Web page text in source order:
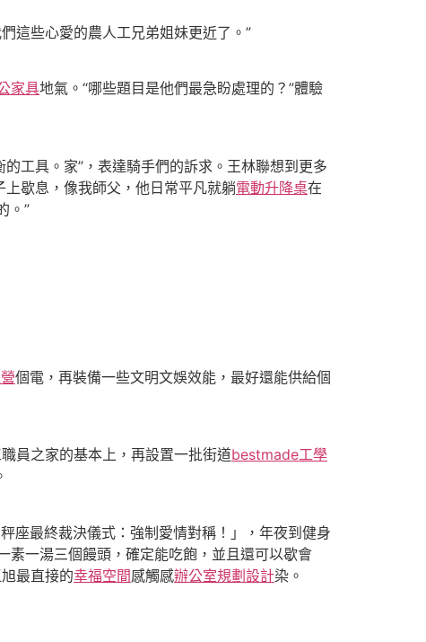
們這些心愛的農人工兄弟姐妹更近了。”
家具地氣。“哪些題目是他們最急盼處理的？”體驗
的工具。家”，表達騎手們的訴求。王林聯想到更多
歇息，像我師父，他日常平凡就躺電動升降桌在
。”
個電，再裝備一些文明文娛效能，最好還能供給個
員之家的基本上，再設置一批街道bestmade工學
座最終裁決儀式：強制愛情對稱！」，年夜到健身
素一湯三個饅頭，確定能吃飽，並且還可以歇會
最直接的幸福空間感觸感辦公室規劃設計染。